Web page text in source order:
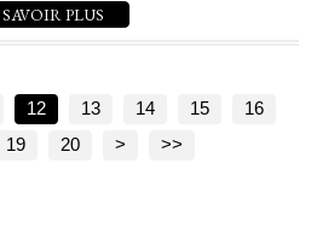
PLUS
12 13 14 15
16
19 20 30
> >>